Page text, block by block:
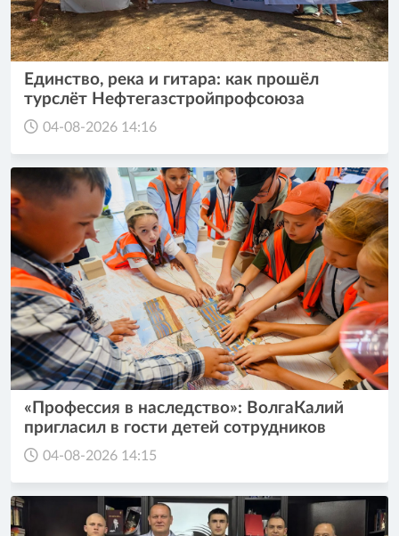
Единство, река и гитара: как прошёл
турслёт Нефтегазстройпрофсоюза
04-08-2026 14:16
«Профессия в наследство»: ВолгаКалий
пригласил в гости детей сотрудников
04-08-2026 14:15